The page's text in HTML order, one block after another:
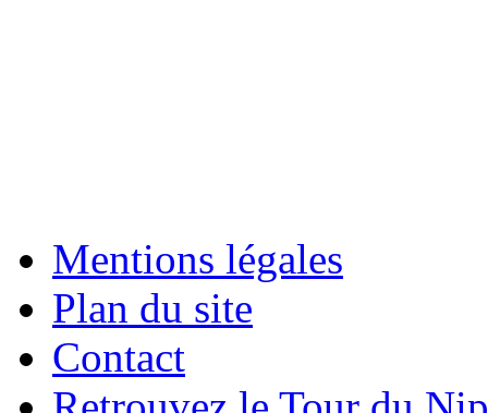
Mentions légales
Plan du site
Contact